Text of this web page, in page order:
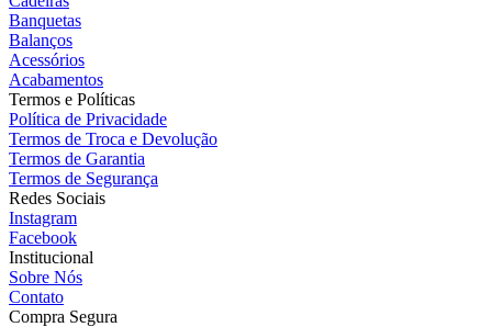
Banquetas
Balanços
Acessórios
Acabamentos
Termos e Políticas
Política de Privacidade
Termos de Troca e Devolução
Termos de Garantia
Termos de Segurança
Redes Sociais
Instagram
Facebook
Institucional
Sobre Nós
Contato
Compra Segura